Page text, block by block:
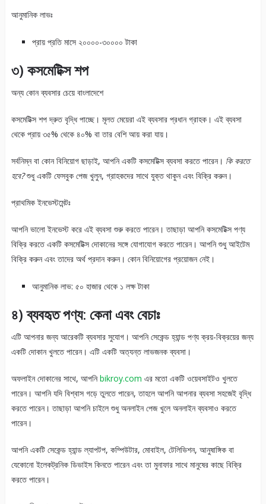
আনুমানিক লাভঃ
প্রায় প্রতি মাসে ২০০০০-৩০০০০ টাকা
৩) কসমেটিক্স শপ
অন্য কোন ব্যবসার চেয়ে বাংলাদেশে
কসমেটিক্স শপ দ্রুত বৃদ্ধি পাচ্ছে। মূলত মেয়েরা এই ব্যবসার প্রধান গ্রাহক। এই ব্যবসা
থেকে প্রায় ৩৫% থেকে ৪০% বা তার বেশি আয় করা যায়।
সর্বনিম্ন বা কোন বিনিয়োগ ছাড়াই, আপনি একটি কসমেটিক্স ব্যবসা করতে পারেন। কি করতে
হবে?শুধু একটি ফেসবুক পেজ খুলুন, গ্রাহকদের সাথে যুক্ত থাকুন এবং বিক্রি করুন।
প্রাথমিক ইনভেস্টমেন্টঃ
আপনি ভালো ইনভেস্ট করে এই ব্যবসা শুরু করতে পারেন। তাছাড়া আপনি কসমেটিক্স পণ্য
বিক্রি করতে একটি কসমেটিক্স দোকানের সঙ্গে যোগাযোগ করতে পারেন। আপনি শুধু আইটেম
বিক্রি করুন এবং তাদের অর্থ প্রদান করুন। কোন বিনিয়োগের প্রয়োজন নেই।
আনুমানিক লাভ: ৫০ হাজার থেকে ১ লক্ষ টাকা
৪) ব্যবহৃত পণ্য: কেনা এবং বেচাঃ
এটি আপনার জন্য আরেকটি ব্যবসার সুযোগ। আপনি সেকেন্ড হ্যান্ড পণ্য ক্রয়-বিক্রয়ের জন্য
একটি দোকান খুলতে পারেন। এটি একটি অত্যন্ত লাভজনক ব্যবসা।
অফলাইন দোকানের সাথে, আপনিbikroy.com এর মতো একটি ওয়েবসাইটও খুলতে
পারেন। আপনি যদি বিশ্বাস গড়ে তুলতে পারেন, তাহলে আপনি আপনার ব্যবসা সহজেই বৃদ্ধি
করতে পারেন। তাছাড়া আপনি চাইলে শুধু অনলাইন পেজ খুলে অনলাইন ব্যবসাও করতে
পারেন।
আপনি একটি সেকেন্ড হ্যান্ড ল্যাপটপ, কম্পিউটার, মোবাইল, টেলিভিশন, আনুষাঙ্গিক বা
যেকোনো ইলেকট্রনিক ডিভাইস কিনতে পারেন এবং তা মুনাফার সাথে মানুষের কাছে বিক্রি
করতে পারেন।